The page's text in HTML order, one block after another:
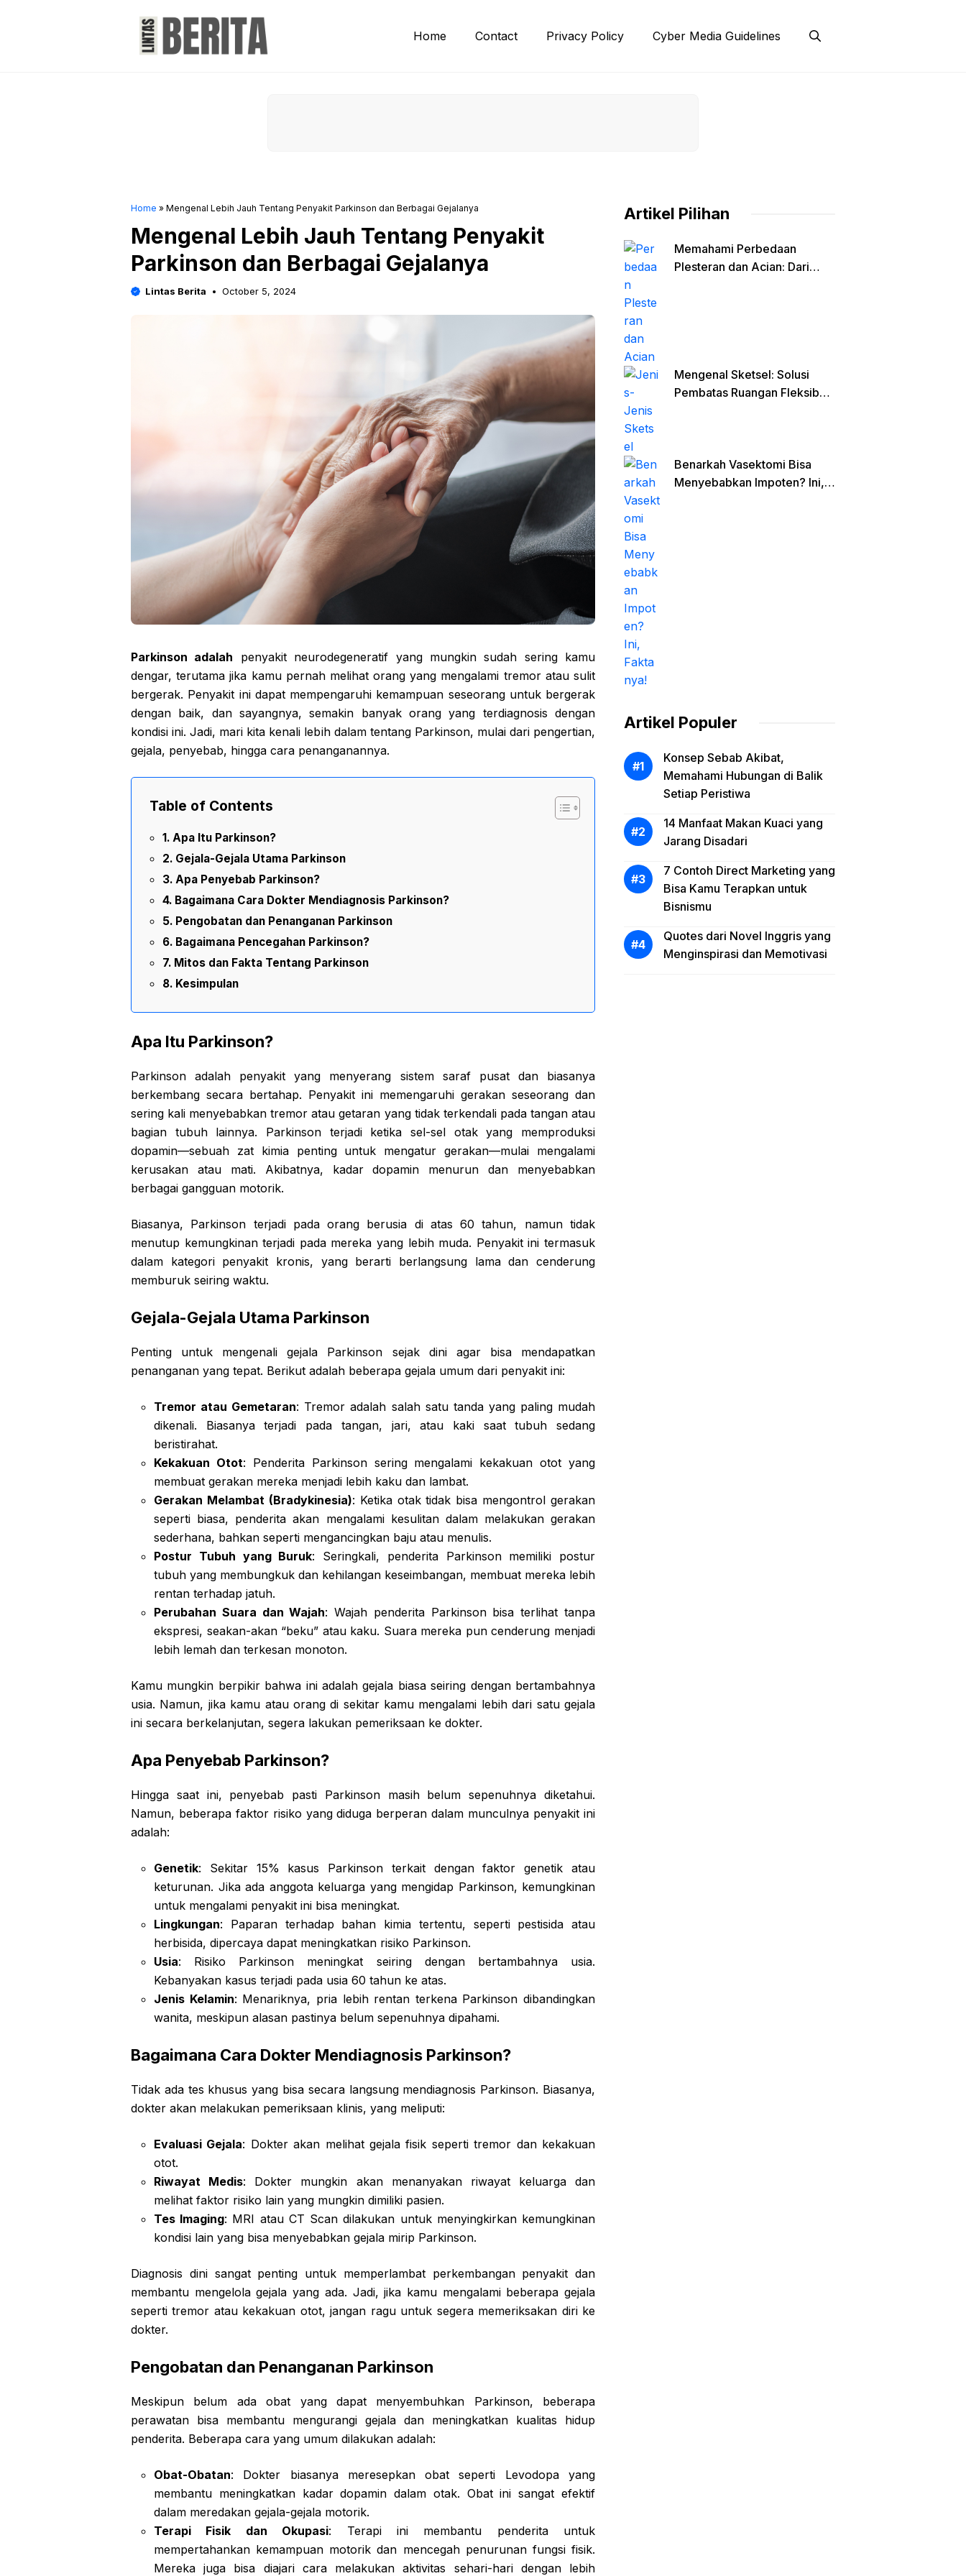
Home Contact Privacy Policy Cyber Media Guidelines
Home » Mengenal Lebih Jauh Tentang Penyakit Parkinson dan Berbagai Gejalanya
Mengenal Lebih Jauh Tentang Penyakit
Parkinson dan Berbagai Gejalanya
Lintas Berita October 5, 2024
Parkinson adalah penyakit neurodegeneratif yang mungkin sudah sering kamu
dengar, terutama jika kamu pernah melihat orang yang mengalami tremor atau sulit
bergerak. Penyakit ini dapat mempengaruhi kemampuan seseorang untuk bergerak
dengan baik, dan sayangnya, semakin banyak orang yang terdiagnosis dengan
kondisi ini. Jadi, mari kita kenali lebih dalam tentang Parkinson, mulai dari pengertian,
gejala, penyebab, hingga cara penanganannya.
Table of Contents
Apa Itu Parkinson?
Gejala-Gejala Utama Parkinson
Apa Penyebab Parkinson?
Bagaimana Cara Dokter Mendiagnosis Parkinson?
Pengobatan dan Penanganan Parkinson
Bagaimana Pencegahan Parkinson?
Mitos dan Fakta Tentang Parkinson
Kesimpulan
Apa Itu Parkinson?
Parkinson adalah penyakit yang menyerang sistem saraf pusat dan biasanya
berkembang secara bertahap. Penyakit ini memengaruhi gerakan seseorang dan
sering kali menyebabkan tremor atau getaran yang tidak terkendali pada tangan atau
bagian tubuh lainnya. Parkinson terjadi ketika sel-sel otak yang memproduksi
dopamin—sebuah zat kimia penting untuk mengatur gerakan—mulai mengalami
kerusakan atau mati. Akibatnya, kadar dopamin menurun dan menyebabkan
berbagai gangguan motorik.
Biasanya, Parkinson terjadi pada orang berusia di atas 60 tahun, namun tidak
menutup kemungkinan terjadi pada mereka yang lebih muda. Penyakit ini termasuk
dalam kategori penyakit kronis, yang berarti berlangsung lama dan cenderung
memburuk seiring waktu.
Gejala-Gejala Utama Parkinson
Penting untuk mengenali gejala Parkinson sejak dini agar bisa mendapatkan
penanganan yang tepat. Berikut adalah beberapa gejala umum dari penyakit ini:
Tremor atau Gemetaran: Tremor adalah salah satu tanda yang paling mudah
dikenali. Biasanya terjadi pada tangan, jari, atau kaki saat tubuh sedang
beristirahat.
Kekakuan Otot: Penderita Parkinson sering mengalami kekakuan otot yang
membuat gerakan mereka menjadi lebih kaku dan lambat.
Gerakan Melambat (Bradykinesia): Ketika otak tidak bisa mengontrol gerakan
seperti biasa, penderita akan mengalami kesulitan dalam melakukan gerakan
sederhana, bahkan seperti mengancingkan baju atau menulis.
Postur Tubuh yang Buruk: Seringkali, penderita Parkinson memiliki postur
tubuh yang membungkuk dan kehilangan keseimbangan, membuat mereka lebih
rentan terhadap jatuh.
Perubahan Suara dan Wajah: Wajah penderita Parkinson bisa terlihat tanpa
ekspresi, seakan-akan “beku” atau kaku. Suara mereka pun cenderung menjadi
lebih lemah dan terkesan monoton.
Kamu mungkin berpikir bahwa ini adalah gejala biasa seiring dengan bertambahnya
usia. Namun, jika kamu atau orang di sekitar kamu mengalami lebih dari satu gejala
ini secara berkelanjutan, segera lakukan pemeriksaan ke dokter.
Apa Penyebab Parkinson?
Hingga saat ini, penyebab pasti Parkinson masih belum sepenuhnya diketahui.
Namun, beberapa faktor risiko yang diduga berperan dalam munculnya penyakit ini
adalah:
Genetik: Sekitar 15% kasus Parkinson terkait dengan faktor genetik atau
keturunan. Jika ada anggota keluarga yang mengidap Parkinson, kemungkinan
untuk mengalami penyakit ini bisa meningkat.
Lingkungan: Paparan terhadap bahan kimia tertentu, seperti pestisida atau
herbisida, dipercaya dapat meningkatkan risiko Parkinson.
Usia: Risiko Parkinson meningkat seiring dengan bertambahnya usia.
Kebanyakan kasus terjadi pada usia 60 tahun ke atas.
Jenis Kelamin: Menariknya, pria lebih rentan terkena Parkinson dibandingkan
wanita, meskipun alasan pastinya belum sepenuhnya dipahami.
Bagaimana Cara Dokter Mendiagnosis Parkinson?
Tidak ada tes khusus yang bisa secara langsung mendiagnosis Parkinson. Biasanya,
dokter akan melakukan pemeriksaan klinis, yang meliputi:
Evaluasi Gejala: Dokter akan melihat gejala fisik seperti tremor dan kekakuan
otot.
Riwayat Medis: Dokter mungkin akan menanyakan riwayat keluarga dan
melihat faktor risiko lain yang mungkin dimiliki pasien.
Tes Imaging: MRI atau CT Scan dilakukan untuk menyingkirkan kemungkinan
kondisi lain yang bisa menyebabkan gejala mirip Parkinson.
Diagnosis dini sangat penting untuk memperlambat perkembangan penyakit dan
membantu mengelola gejala yang ada. Jadi, jika kamu mengalami beberapa gejala
seperti tremor atau kekakuan otot, jangan ragu untuk segera memeriksakan diri ke
dokter.
Pengobatan dan Penanganan Parkinson
Meskipun belum ada obat yang dapat menyembuhkan Parkinson, beberapa
perawatan bisa membantu mengurangi gejala dan meningkatkan kualitas hidup
penderita. Beberapa cara yang umum dilakukan adalah:
Obat-Obatan: Dokter biasanya meresepkan obat seperti Levodopa yang
membantu meningkatkan kadar dopamin dalam otak. Obat ini sangat efektif
dalam meredakan gejala-gejala motorik.
Terapi Fisik dan Okupasi: Terapi ini membantu penderita untuk
mempertahankan kemampuan motorik dan mencegah penurunan fungsi fisik.
Mereka juga bisa diajari cara melakukan aktivitas sehari-hari dengan lebih
Artikel Pilihan
Memahami Perbedaan
Plesteran dan Acian: Dari
Mengenal Sketsel: Solusi
Pembatas Ruangan Fleksibel
Benarkah Vasektomi Bisa
Menyebabkan Impoten? Ini,
Artikel Populer
Konsep Sebab Akibat,
Memahami Hubungan di Balik
Setiap Peristiwa
14 Manfaat Makan Kuaci yang
Jarang Disadari
7 Contoh Direct Marketing yang
Bisa Kamu Terapkan untuk
Bisnismu
Quotes dari Novel Inggris yang
Menginspirasi dan Memotivasi